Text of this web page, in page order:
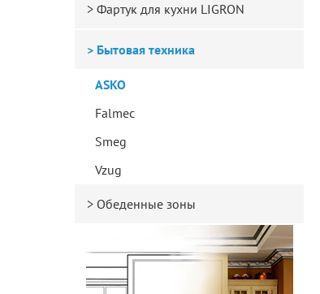
Фартук для кухни LIGRON
Бытовая техника
ASKO
Falmec
Smeg
Vzug
Обеденные зоны